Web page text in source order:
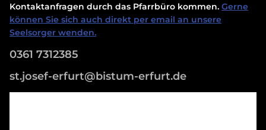
Kontaktanfragen durch das Pfarrbüro kommen. Gerne
können Sie sich auch direkt per email an unsere
Seelsorger wenden.
0361 7312385
st.josef-erfurt@bistum-erfurt.de